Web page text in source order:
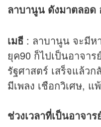
ลาบานูน ดังมาตลอด
เมธี : ลาบานูน จะมีห
ยุค90 ก็ไปเป็นอาจา
รัฐศาสตร์ เสร็จแล้ว
มีเพลง เชือกวิเศษ, แ
ช่วงเวลาที่เป็นอาจา